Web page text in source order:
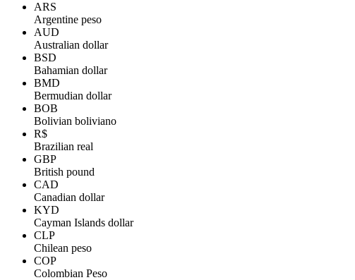
ARS
Argentine peso
AUD
Australian dollar
BSD
Bahamian dollar
BMD
Bermudian dollar
BOB
Bolivian boliviano
R$
Brazilian real
GBP
British pound
CAD
Canadian dollar
KYD
Cayman Islands dollar
CLP
Chilean peso
COP
Colombian Peso